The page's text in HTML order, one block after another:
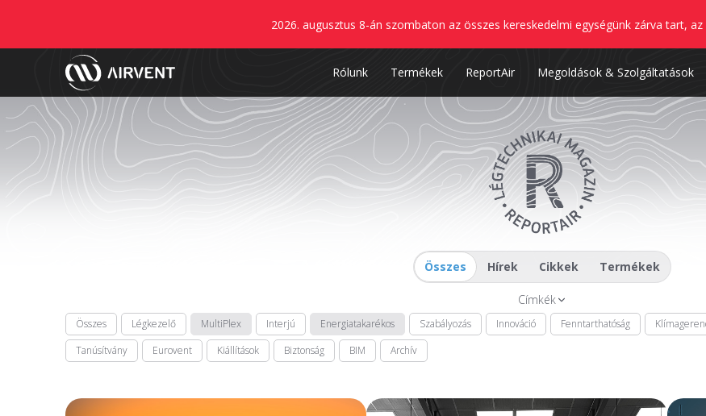
2026. augusztus 8-án szombaton az összes kereskedelmi egységünk zárva tart, az
Rólunk Termékek ReportAir Megoldások & Szolgáltatások
Összes Hírek Cikkek Termékek
Címkék
Összes Légkezelő MultiPlex Interjú Energiatakarékos Szabályozás Innováció Fenntarthatóság
Tanúsítvány
Eurovent Kiállítások Biztonság BIM Archív